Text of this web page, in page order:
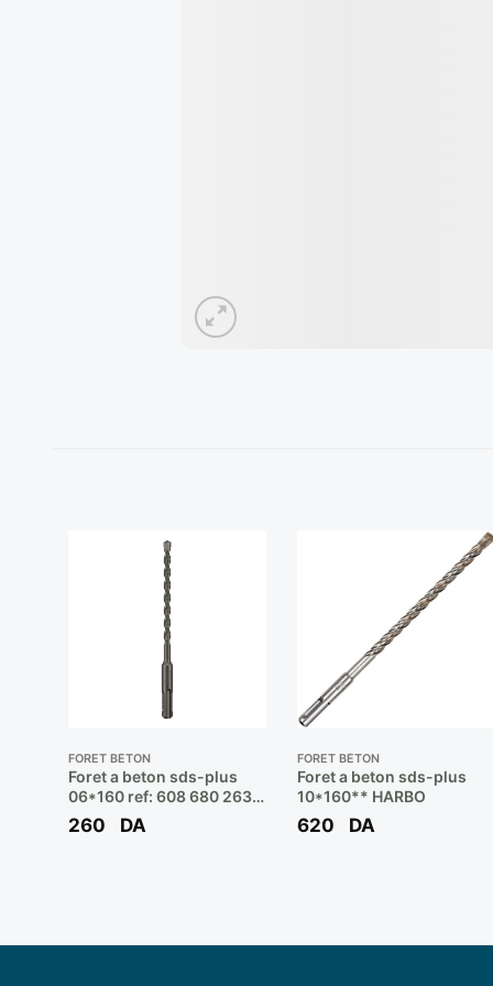
FORET BÉTON
Foret a beton sds-plus
06*160 ref: 608 680 263
** BOSCH
260 DA
FORET BÉTON
Foret a beton sds-plus
10*160** HARBO
620 DA